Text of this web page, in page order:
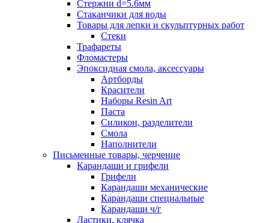
Стержни d=5.6мм
Стаканчики для воды
Товары для лепки и скульптурных работ
Стеки
Трафареты
Фломастеры
Эпоксидная смола, аксессуары
Артборды
Красители
Наборы Resin Art
Паста
Силикон, разделители
Смола
Наполнители
Письменные товары, черчение
Карандаши и грифели
Грифели
Карандаши механические
Карандаши специальные
Карандаши ч/г
Ластики, клячка